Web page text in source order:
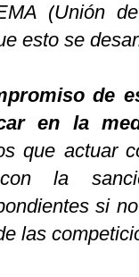
(Unión
esto se
de
en la
que actuar
la
si
las